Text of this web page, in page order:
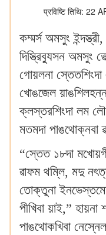
प्रविष्टि तिथि:
কম্মর্স অমসুং
দিস্ত্রিব্যুসন অমসুং
গোয়লনা
খোঙজেল
ক্লস্তরশিংদা লম
মতমদা পাঙথোক্নবা
“স্তেত ১৮দা
ৱাফম থম্লি, মদু
তোক্তুনা
পীখিবা য়াই,” হায়না
পাঙথোকখিবা